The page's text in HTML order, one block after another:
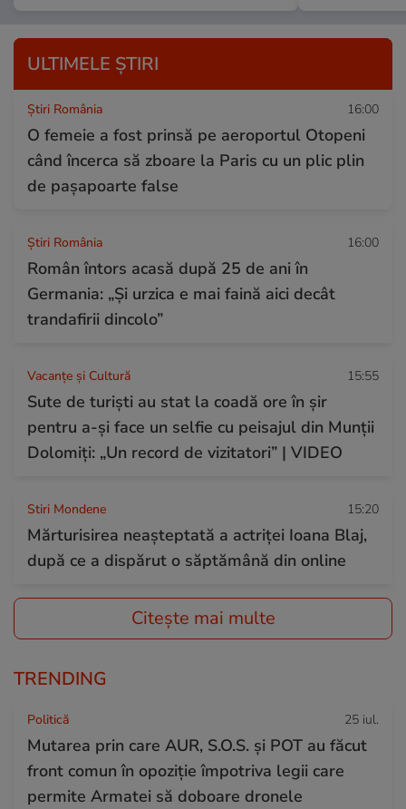
ULTIMELE ȘTIRI
Știri România 16:00
O femeie a fost prinsă pe aeroportul Otopeni
când încerca să zboare la Paris cu un plic plin
de pașapoarte false
Știri România 16:00
Român întors acasă după 25 de ani în
Germania: „Și urzica e mai faină aici decât
trandafirii dincolo”
Vacanțe și Cultură 15:55
Sute de turiști au stat la coadă ore în șir
pentru a-și face un selfie cu peisajul din Munții
Dolomiți: „Un record de vizitatori” | VIDEO
Stiri Mondene 15:20
Mărturisirea neașteptată a actriței Ioana Blaj,
după ce a dispărut o săptămână din online
Citește mai multe
TRENDING
Politică 25 iul.
Mutarea prin care AUR, S.O.S. și POT au făcut
front comun în opoziție împotriva legii care
permite Armatei să doboare dronele